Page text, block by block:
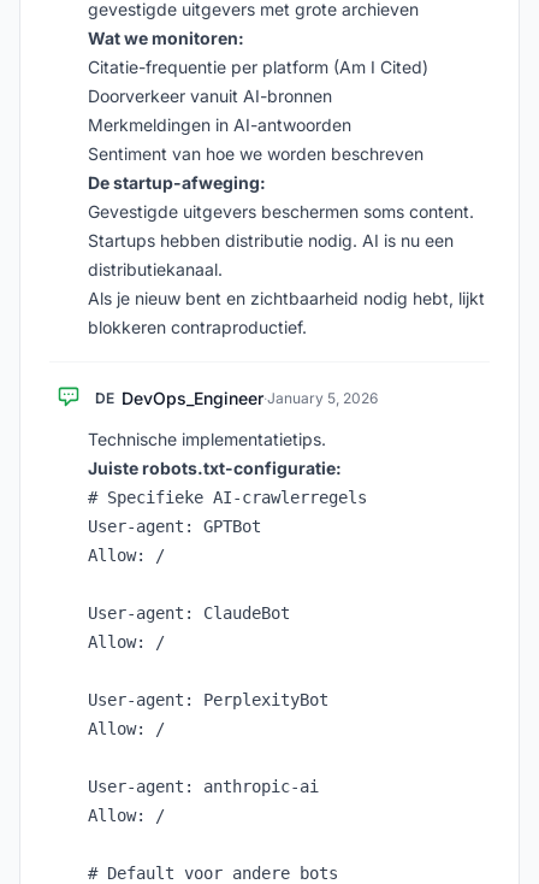
gevestigde uitgevers met grote archieven
Wat we monitoren:
Citatie-frequentie per platform (Am I Cited)
Doorverkeer vanuit AI-bronnen
Merkmeldingen in AI-antwoorden
Sentiment van hoe we worden beschreven
De startup-afweging:
Gevestigde uitgevers beschermen soms content.
Startups hebben distributie nodig. AI is nu een
distributiekanaal.
Als je nieuw bent en zichtbaarheid nodig hebt, lijkt
blokkeren contraproductief.
DE DevOps_Engineer·January 5, 2026
Technische implementatietips.
Juiste robots.txt-configuratie:
# Specifieke AI-crawlerregels
User-agent: GPTBot
Allow: /
User-agent: ClaudeBot
Allow: /
User-agent: PerplexityBot
Allow: /
User-agent: anthropic-ai
Allow: /
# Default voor andere bots